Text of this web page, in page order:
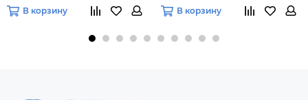
В корзину
В корзину